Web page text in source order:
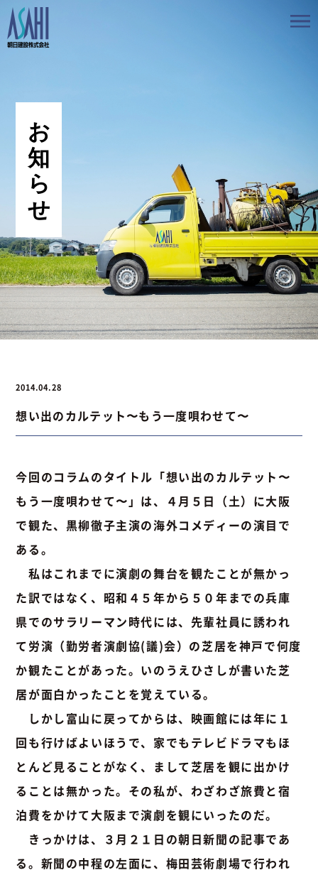
事業案内
会社情報
採用情報
お知らせ
BLOG
お問い合わせ
お問い合わせ 076-441-3201 Instagram
2014.04.28
想い出のカルテット〜もう一度唄わせて〜
今回のコラムのタイトル「想い出のカルテット〜
もう一度唄わせて〜」は、４月５日（土）に大阪
で観た、黒柳徹子主演の海外コメディーの演目で
ある。
私はこれまでに演劇の舞台を観たことが無かっ
た訳ではなく、昭和４５年から５０年までの兵庫
県でのサラリーマン時代には、先輩社員に誘われ
て労演（勤労者演劇協(議)会）の芝居を神戸で何度
か観たことがあった。いのうえひさしが書いた芝
居が面白かったことを覚えている。
しかし富山に戻ってからは、映画館には年に１
回も行けばよいほうで、家でもテレビドラマもほ
とんど見ることがなく、まして芝居を観に出かけ
ることは無かった。その私が、わざわざ旅費と宿
泊費をかけて大阪まで演劇を観にいったのだ。
きっかけは、３月２１日の朝日新聞の記事であ
る。新聞の中程の左面に、梅田芸術劇場で行われ